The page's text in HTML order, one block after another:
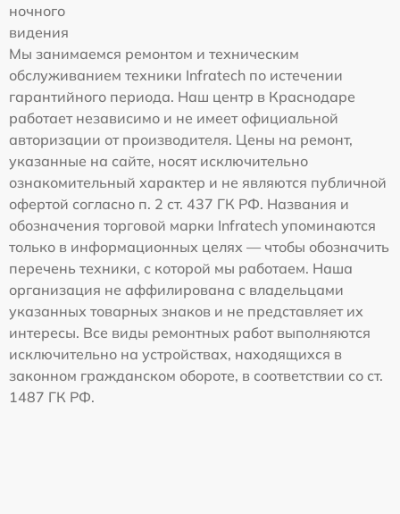
ночного
видения
Мы занимаемся ремонтом и техническим
обслуживанием техники Infratech по истечении
гарантийного периода. Наш центр в Краснодаре
работает независимо и не имеет официальной
авторизации от производителя. Цены на ремонт,
указанные на сайте, носят исключительно
ознакомительный характер и не являются публичной
офертой согласно п. 2 ст. 437 ГК РФ. Названия и
обозначения торговой марки Infratech упоминаются
только в информационных целях — чтобы обозначить
перечень техники, с которой мы работаем. Наша
организация не аффилирована с владельцами
указанных товарных знаков и не представляет их
интересы. Все виды ремонтных работ выполняются
исключительно на устройствах, находящихся в
законном гражданском обороте, в соответствии со ст.
1487 ГК РФ.